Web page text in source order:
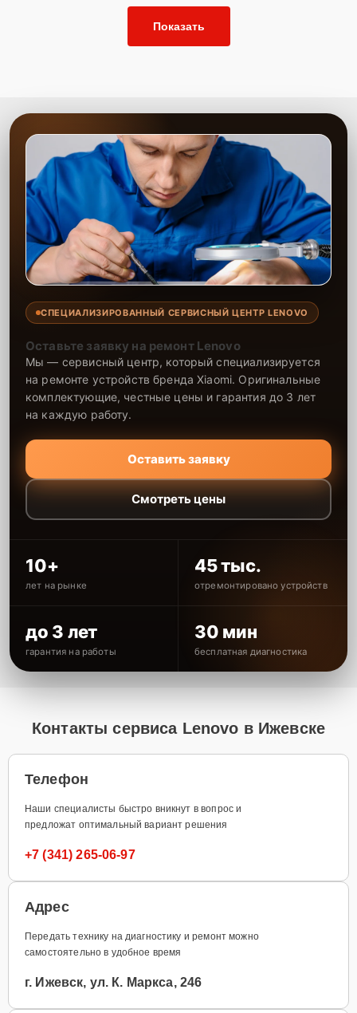
замену жёсткого диска с использованием только проверенных
комплектующих. Мы стремимся восстановить стабильную работу
установленные детали предоставляется гарантия.
Показать
СПЕЦИАЛИЗИРОВАННЫЙ СЕРВИСНЫЙ ЦЕНТР LENOVO
Оставьте заявку на ремонт Lenovo
Мы — сервисный центр, который специализируется
на ремонте устройств бренда Xiaomi. Оригинальные
комплектующие, честные цены и гарантия до 3 лет
на каждую работу.
Оставить заявку
Смотреть цены
10+
лет на рынке
45 тыс.
отремонтировано устройств
до 3 лет
гарантия на работы
30 мин
бесплатная диагностика
Контакты сервиса Lenovo в Ижевске
Телефон
Наши специалисты быстро вникнут в вопрос и
предложат оптимальный вариант решения
+7 (341) 265-06-97
Адрес
Передать технику на диагностику и ремонт можно
самостоятельно в удобное время
г. Ижевск, ул. К. Маркса, 246